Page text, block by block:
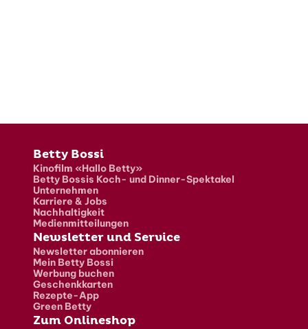
Fusszeile
Betty Bossi
Kinofilm «Hallo Betty»
Betty Bossis Koch- und Dinner-Spektakel
Unternehmen
Karriere & Jobs
Nachhaltigkeit
Medienmitteilungen
Newsletter und Service
Newsletter abonnieren
Mein Betty Bossi
Werbung buchen
Geschenkkarten
Rezepte-App
Green Betty
Zum Onlineshop